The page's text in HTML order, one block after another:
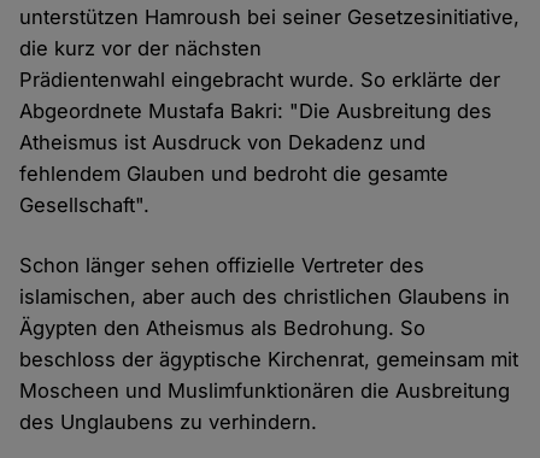
unterstützen Hamroush bei seiner Gesetzesinitiative,
die kurz vor der nächsten
Prädientenwahl eingebracht wurde. So erklärte der
Abgeordnete Mustafa Bakri: "Die Ausbreitung des
Atheismus ist Ausdruck von Dekadenz und
fehlendem Glauben und bedroht die gesamte
Gesellschaft".
Schon länger sehen offizielle Vertreter des
islamischen, aber auch des christlichen Glaubens in
Ägypten den Atheismus als Bedrohung. So
beschloss der ägyptische Kirchenrat, gemeinsam mit
Moscheen und Muslimfunktionären die Ausbreitung
des Unglaubens zu verhindern.